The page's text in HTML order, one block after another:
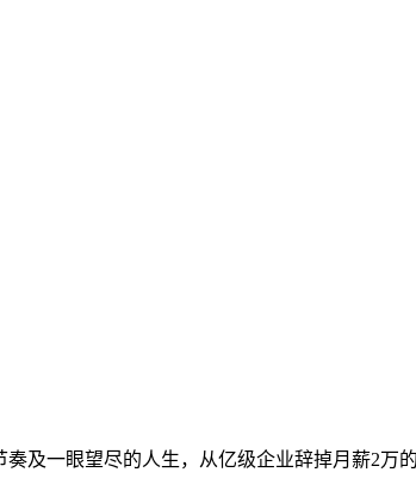
及一眼望尽的人生，从亿级企业辞掉月薪2万